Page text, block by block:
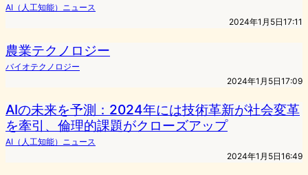
AI（人工知能）ニュース
2024年1月5日17:11
農業テクノロジー
バイオテクノロジー
2024年1月5日17:09
AIの未来を予測：2024年には技術革新が社会変革
を牽引、倫理的課題がクローズアップ
AI（人工知能）ニュース
2024年1月5日16:49